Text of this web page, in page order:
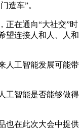
造车”。
在通向“大社交”时
望连接人和人、人和
工智能发展可能带
智能是否能够做得
在此次大会中提供